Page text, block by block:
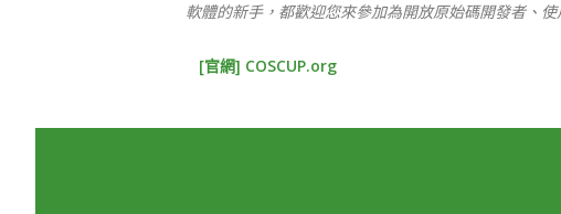
軟體的新手，都歡迎您來參加為開放原始碼開發者、
[官網] COSCUP.org